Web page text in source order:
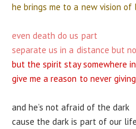
he brings me to a new vision of
even death do us part
separate us in a distance but
but the spirit stay somewhere
give me a reason to never
and he’s not afraid of the dark
cause the dark is part of our life